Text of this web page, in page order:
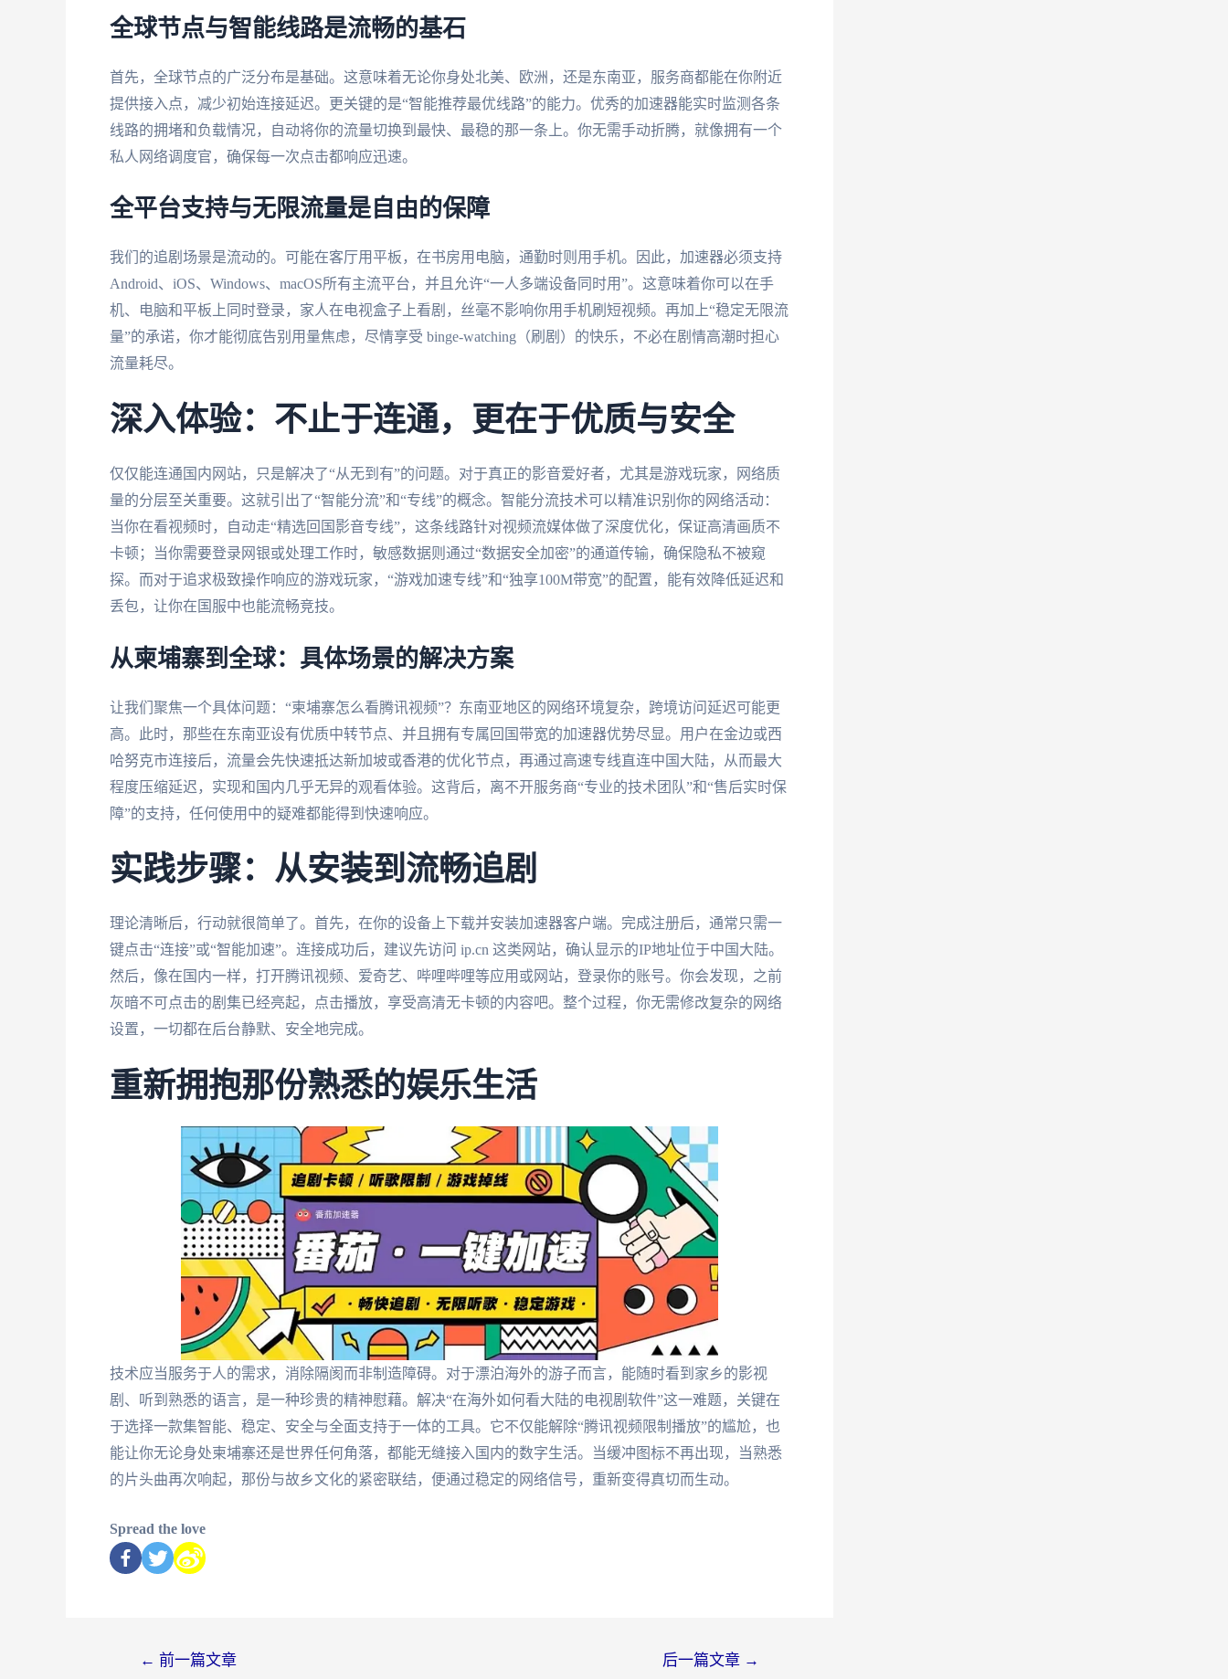
全球节点与智能线路是流畅的基石
首先，全球节点的广泛分布是基础。这意味着无论你身处北美、欧洲，还是东南亚，服务商都能在你附近
提供接入点，减少初始连接延迟。更关键的是“智能推荐最优线路”的能力。优秀的加速器能实时监测各条
线路的拥堵和负载情况，自动将你的流量切换到最快、最稳的那一条上。你无需手动折腾，就像拥有一个
私人网络调度官，确保每一次点击都响应迅速。
全平台支持与无限流量是自由的保障
我们的追剧场景是流动的。可能在客厅用平板，在书房用电脑，通勤时则用手机。因此，加速器必须支持
Android、iOS、Windows、macOS所有主流平台，并且允许“一人多端设备同时用”。这意味着你可以在手
机、电脑和平板上同时登录，家人在电视盒子上看剧，丝毫不影响你用手机刷短视频。再加上“稳定无限流
量”的承诺，你才能彻底告别用量焦虑，尽情享受 binge-watching（刷剧）的快乐，不必在剧情高潮时担心
流量耗尽。
深入体验：不止于连通，更在于优质与安全
仅仅能连通国内网站，只是解决了“从无到有”的问题。对于真正的影音爱好者，尤其是游戏玩家，网络质
量的分层至关重要。这就引出了“智能分流”和“专线”的概念。智能分流技术可以精准识别你的网络活动：
当你在看视频时，自动走“精选回国影音专线”，这条线路针对视频流媒体做了深度优化，保证高清画质不
卡顿；当你需要登录网银或处理工作时，敏感数据则通过“数据安全加密”的通道传输，确保隐私不被窥
探。而对于追求极致操作响应的游戏玩家，“游戏加速专线”和“独享100M带宽”的配置，能有效降低延迟和
丢包，让你在国服中也能流畅竞技。
从柬埔寨到全球：具体场景的解决方案
让我们聚焦一个具体问题：“柬埔寨怎么看腾讯视频”？东南亚地区的网络环境复杂，跨境访问延迟可能更
高。此时，那些在东南亚设有优质中转节点、并且拥有专属回国带宽的加速器优势尽显。用户在金边或西
哈努克市连接后，流量会先快速抵达新加坡或香港的优化节点，再通过高速专线直连中国大陆，从而最大
程度压缩延迟，实现和国内几乎无异的观看体验。这背后，离不开服务商“专业的技术团队”和“售后实时保
障”的支持，任何使用中的疑难都能得到快速响应。
实践步骤：从安装到流畅追剧
理论清晰后，行动就很简单了。首先，在你的设备上下载并安装加速器客户端。完成注册后，通常只需一
键点击“连接”或“智能加速”。连接成功后，建议先访问 ip.cn 这类网站，确认显示的IP地址位于中国大陆。
然后，像在国内一样，打开腾讯视频、爱奇艺、哔哩哔哩等应用或网站，登录你的账号。你会发现，之前
灰暗不可点击的剧集已经亮起，点击播放，享受高清无卡顿的内容吧。整个过程，你无需修改复杂的网络
设置，一切都在后台静默、安全地完成。
重新拥抱那份熟悉的娱乐生活
技术应当服务于人的需求，消除隔阂而非制造障碍。对于漂泊海外的游子而言，能随时看到家乡的影视
剧、听到熟悉的语言，是一种珍贵的精神慰藉。解决“在海外如何看大陆的电视剧软件”这一难题，关键在
于选择一款集智能、稳定、安全与全面支持于一体的工具。它不仅能解除“腾讯视频限制播放”的尴尬，也
能让你无论身处柬埔寨还是世界任何角落，都能无缝接入国内的数字生活。当缓冲图标不再出现，当熟悉
的片头曲再次响起，那份与故乡文化的紧密联结，便通过稳定的网络信号，重新变得真切而生动。
Spread the love
← 前一篇文章 后一篇文章 →